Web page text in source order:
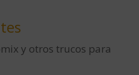
y otros trucos para